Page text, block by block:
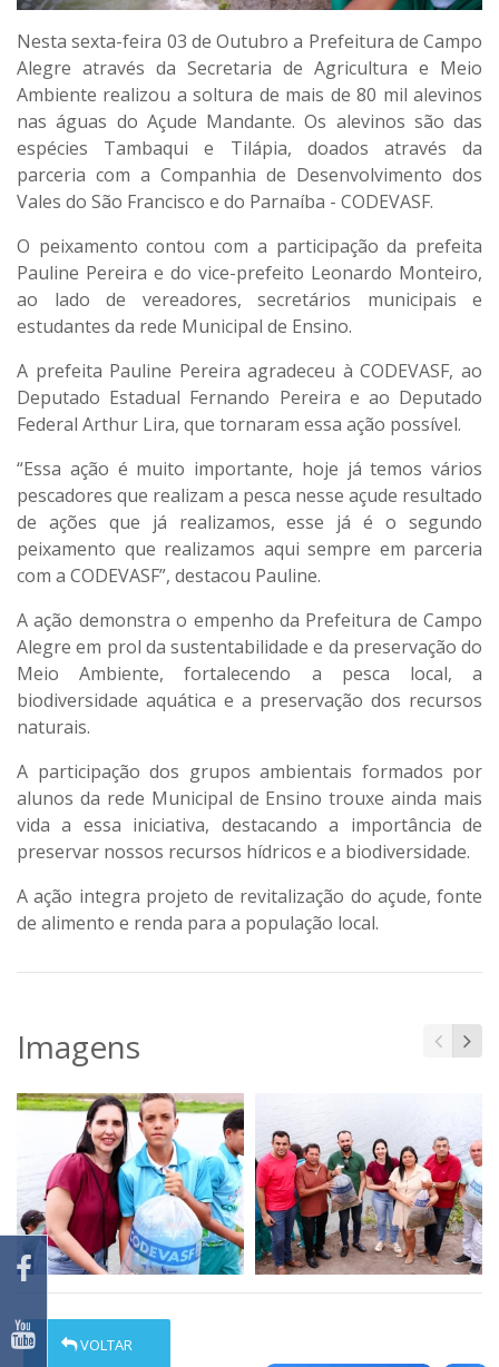
Nesta sexta-feira 03 de Outubro a Prefeitura de Campo
Alegre através da Secretaria de Agricultura e Meio
Ambiente realizou a soltura de mais de 80 mil alevinos
nas águas do Açude Mandante. Os alevinos são das
espécies Tambaqui e Tilápia, doados através da
parceria com a Companhia de Desenvolvimento dos
Vales do São Francisco e do Parnaíba - CODEVASF.
O peixamento contou com a participação da prefeita
Pauline Pereira e do vice-prefeito Leonardo Monteiro,
ao lado de vereadores, secretários municipais e
estudantes da rede Municipal de Ensino.
A prefeita Pauline Pereira agradeceu à CODEVASF, ao
Deputado Estadual Fernando Pereira e ao Deputado
Federal Arthur Lira, que tornaram essa ação possível.
“Essa ação é muito importante, hoje já temos vários
pescadores que realizam a pesca nesse açude resultado
de ações que já realizamos, esse já é o segundo
peixamento que realizamos aqui sempre em parceria
com a CODEVASF”, destacou Pauline.
A ação demonstra o empenho da Prefeitura de Campo
Alegre em prol da sustentabilidade e da preservação do
Meio Ambiente, fortalecendo a pesca local, a
biodiversidade aquática e a preservação dos recursos
naturais.
A participação dos grupos ambientais formados por
alunos da rede Municipal de Ensino trouxe ainda mais
vida a essa iniciativa, destacando a importância de
preservar nossos recursos hídricos e a biodiversidade.
A ação integra projeto de revitalização do açude, fonte
de alimento e renda para a população local.
Imagens
VOLTAR